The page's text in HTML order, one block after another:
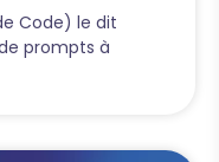
Code) le dit
prompts à